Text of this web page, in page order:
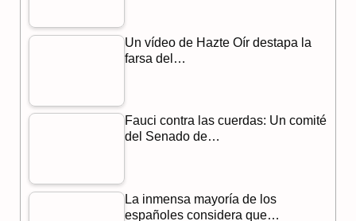
Un vídeo de Hazte Oír destapa la
farsa del…
Fauci contra las cuerdas: Un comité
del Senado de…
La inmensa mayoría de los
españoles considera que…